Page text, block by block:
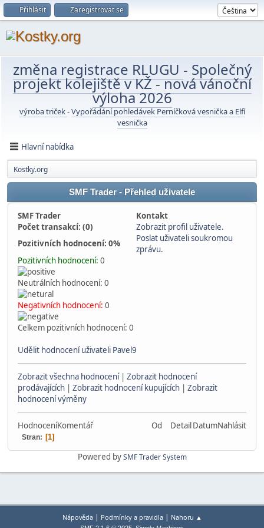
Přihlásit Zaregistrovat se
změna registrace RLUGU - Společný
projekt kolejiště v KŽ-nová vánoční
výloha 2026
výroba triček-Vypořádání pohledávek Perníčková vesnička a Elfí
vesnička
Hlavní nabídka
Kostky.org
SMF Trader - Přehled uživatele
SMF Trader
Kontakt
Počet transakcí: (0)
Zobrazit profil uživatele.
Pozitivních hodnocení: 0%
Poslat uživateli soukromou
zprávu.
Pozitivních hodnocení: 0
Neutrálních hodnocení: 0
Negativních hodnocení: 0
Celkem pozitivních hodnocení: 0
Udělit hodnocení uživateli Pavel9
Zobrazit všechna hodnocení| Zobrazit hodnocení
prodávajících | Zobrazit hodnocení kupujících | Zobrazit
hodnocení výměny
HodnoceníKomentář Od DetailDatumNahlásit
Stran 1
Powered bySMF Trader System
Nápověda| Podmínky a pravidla| Nahoru ▲